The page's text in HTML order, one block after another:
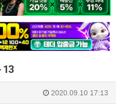
13
2020.09.10 17:13